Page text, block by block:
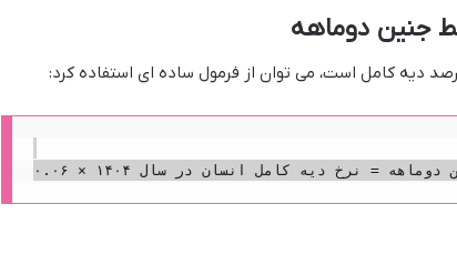
جنین دوماهه